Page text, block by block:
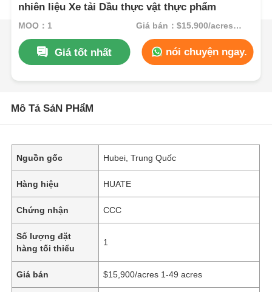
nhiên liệu Xe tải Dầu thực vật thực phẩm
MOQ：1 Giá bán：$15,900/acres 1-49 acres
Giá tốt nhất nói chuyện ngay.
Mô Tả SảN PHẩM
Nguồn gốc Hubei, Trung Quốc
Hàng hiệu HUATE
Chứng nhận CCC
Số lượng đặt
hàng tối thiểu
1
Giá bán $15,900/acres 1-49 acres